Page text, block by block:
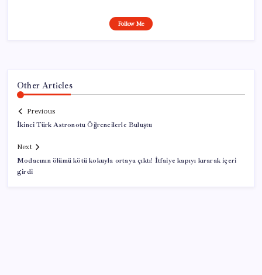
Follow Me
Other Articles
Previous
İkinci Türk Astronotu Öğrencilerle Buluştu
Next
Modacının ölümü kötü kokuyla ortaya çıktı! İtfaiye kapıyı kırarak içeri
girdi